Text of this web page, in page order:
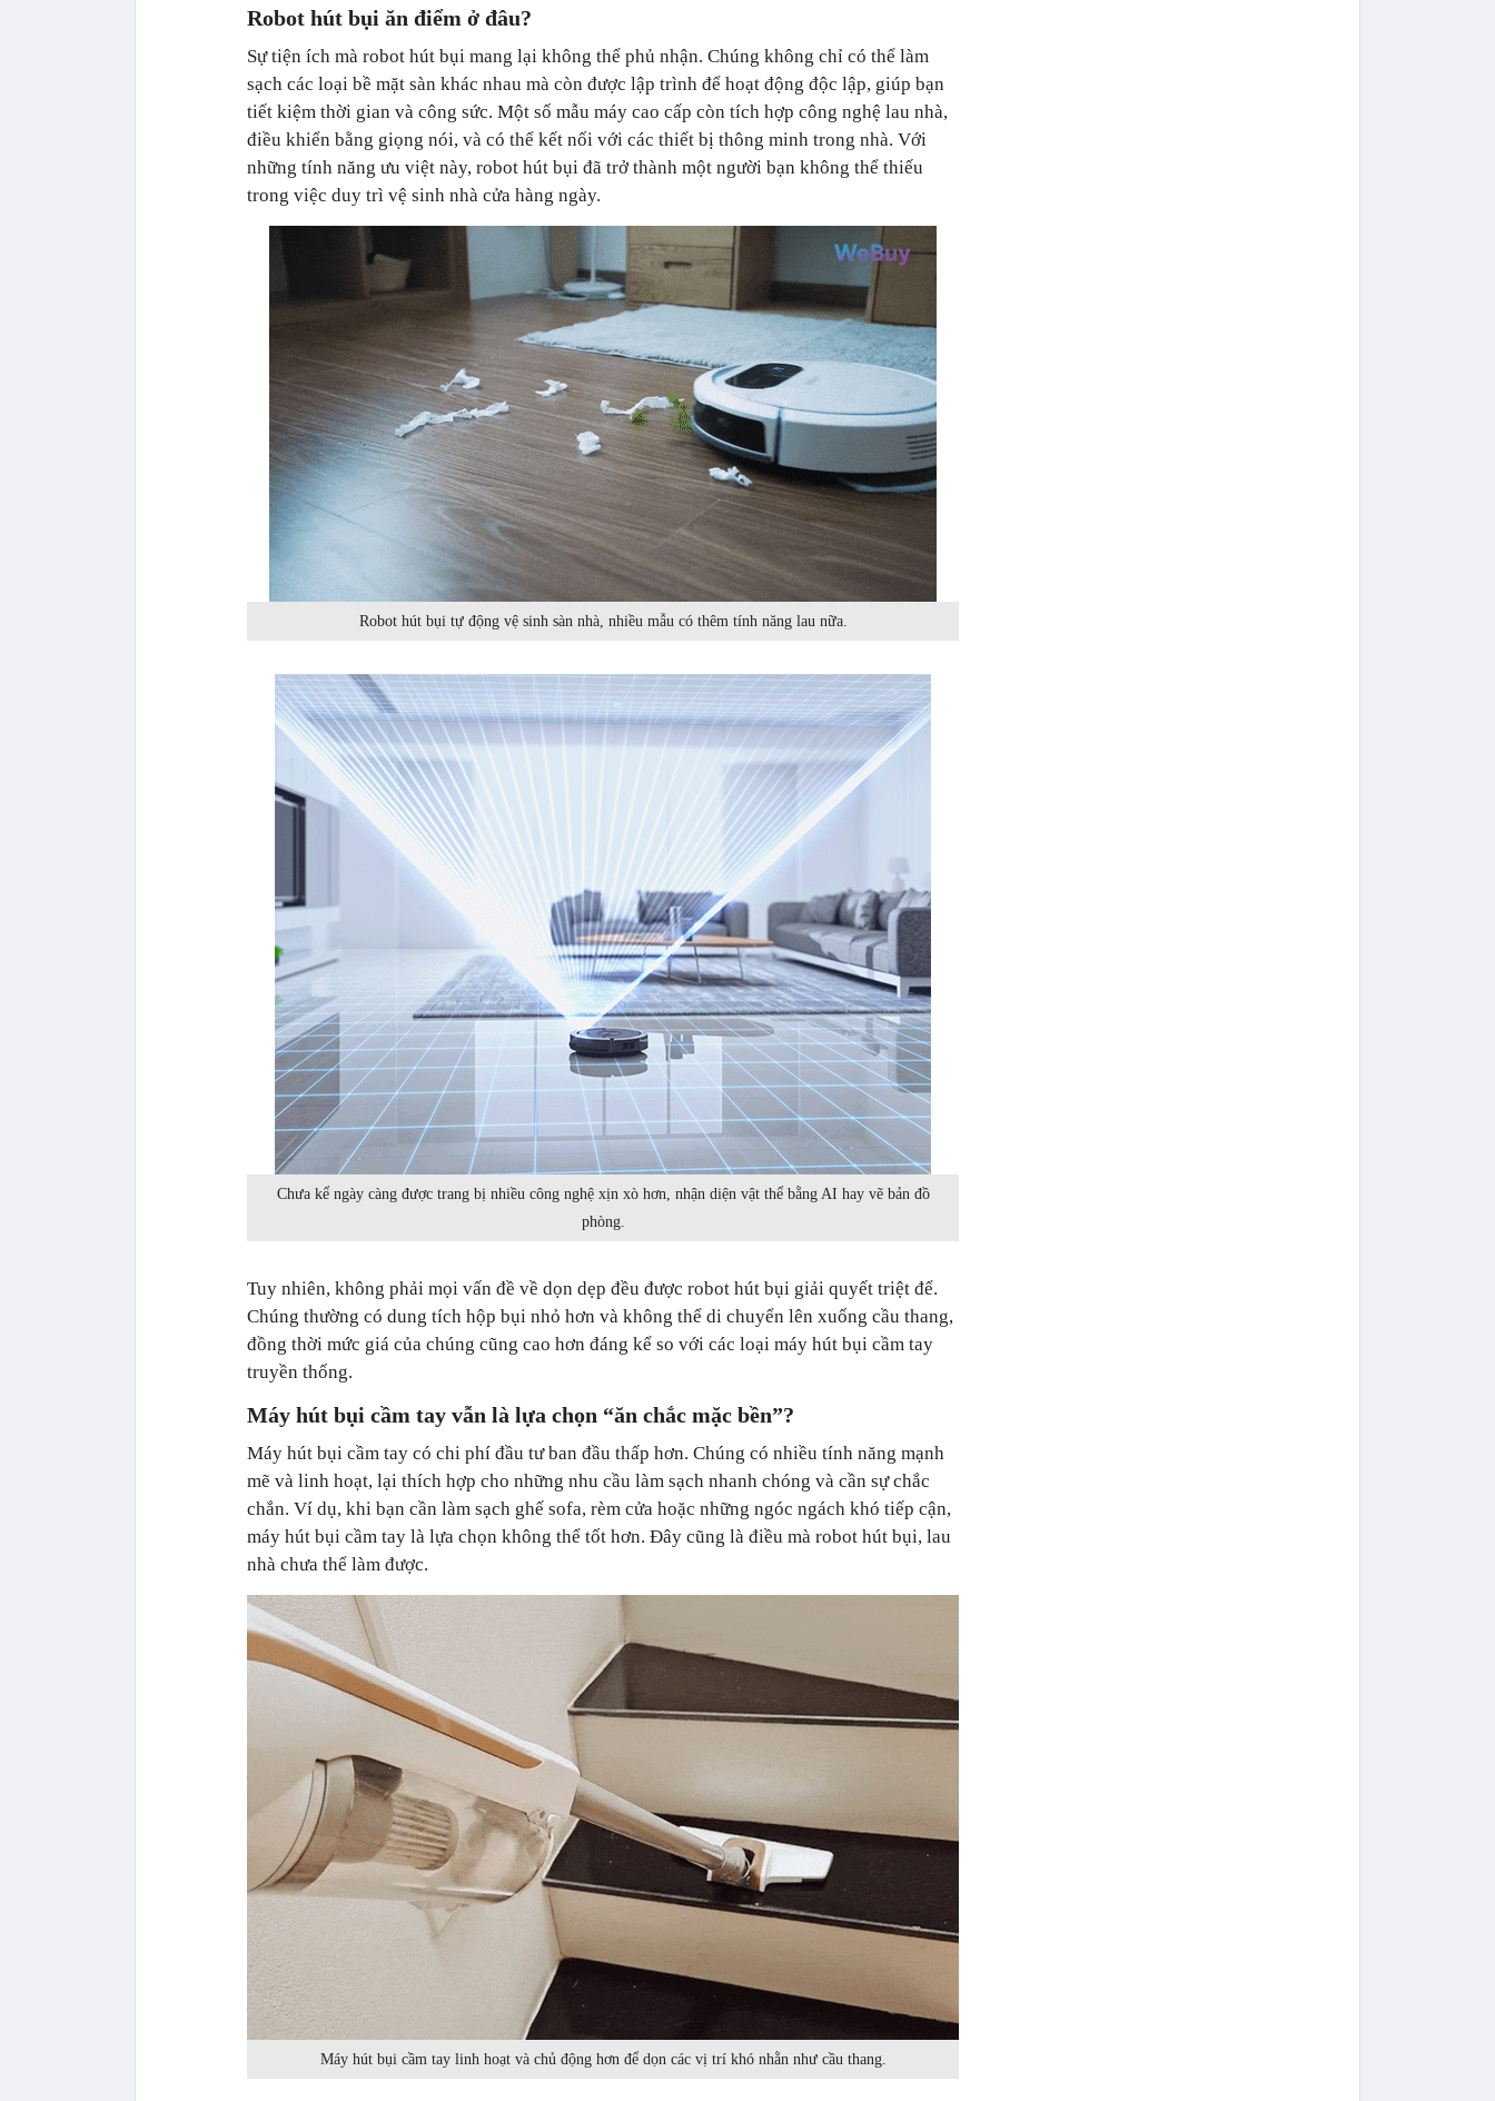
Robot hút bụi ăn điểm ở đâu?
Sự tiện ích mà robot hút bụi mang lại không thể phủ nhận. Chúng không chỉ có thể làm
sạch các loại bề mặt sàn khác nhau mà còn được lập trình để hoạt động độc lập, giúp bạn
tiết kiệm thời gian và công sức. Một số mẫu máy cao cấp còn tích hợp công nghệ lau nhà,
điều khiển bằng giọng nói, và có thể kết nối với các thiết bị thông minh trong nhà. Với
những tính năng ưu việt này, robot hút bụi đã trở thành một người bạn không thể thiếu
trong việc duy trì vệ sinh nhà cửa hàng ngày.
Robot hút bụi tự động vệ sinh sàn nhà, nhiều mẫu có thêm tính năng lau nữa.
Chưa kể ngày càng được trang bị nhiều công nghệ xịn xò hơn, nhận diện vật thể bằng AI hay vẽ bản đồ
phòng.
Tuy nhiên, không phải mọi vấn đề về dọn dẹp đều được robot hút bụi giải quyết triệt để.
Chúng thường có dung tích hộp bụi nhỏ hơn và không thể di chuyển lên xuống cầu thang,
đồng thời mức giá của chúng cũng cao hơn đáng kể so với các loại máy hút bụi cầm tay
truyền thống.
Máy hút bụi cầm tay vẫn là lựa chọn “ăn chắc mặc bền”?
Máy hút bụi cầm tay có chi phí đầu tư ban đầu thấp hơn. Chúng có nhiều tính năng mạnh
mẽ và linh hoạt, lại thích hợp cho những nhu cầu làm sạch nhanh chóng và cần sự chắc
chắn. Ví dụ, khi bạn cần làm sạch ghế sofa, rèm cửa hoặc những ngóc ngách khó tiếp cận,
máy hút bụi cầm tay là lựa chọn không thể tốt hơn. Đây cũng là điều mà robot hút bụi, lau
nhà chưa thể làm được.
Máy hút bụi cầm tay linh hoạt và chủ động hơn để dọn các vị trí khó nhằn như cầu thang.